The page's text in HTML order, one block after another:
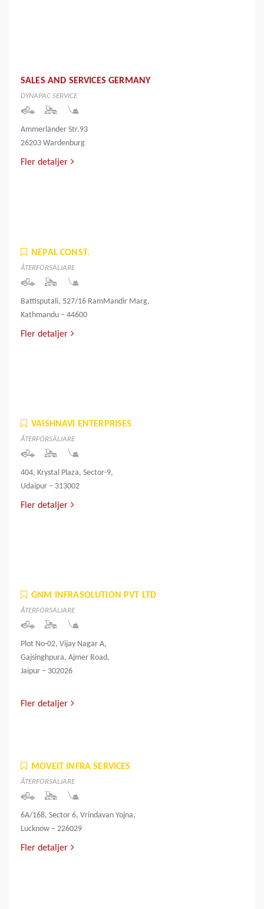
SALES AND SERVICES GERMANY
DYNAPAC SERVICE
Ammerländer Str.93
26203 Wardenburg
Fler detaljer
NEPAL CONST.
ÅTERFÖRSÄLJARE
Battisputali, 527/16 RamMandir Marg,
Kathmandu – 44600
Fler detaljer
VAISHNAVI ENTERPRISES
ÅTERFÖRSÄLJARE
404, Krystal Plaza, Sector-9,
Udaipur – 313002
Fler detaljer
GNM INFRASOLUTION PVT LTD
ÅTERFÖRSÄLJARE
Plot No-02, Vijay Nagar A,
Gajsinghpura, Ajmer Road,
Jaipur – 302026
Fler detaljer
MOVEIT INFRA SERVICES
ÅTERFÖRSÄLJARE
6A/168, Sector 6, Vrindavan Yojna,
Lucknow – 226029
Fler detaljer